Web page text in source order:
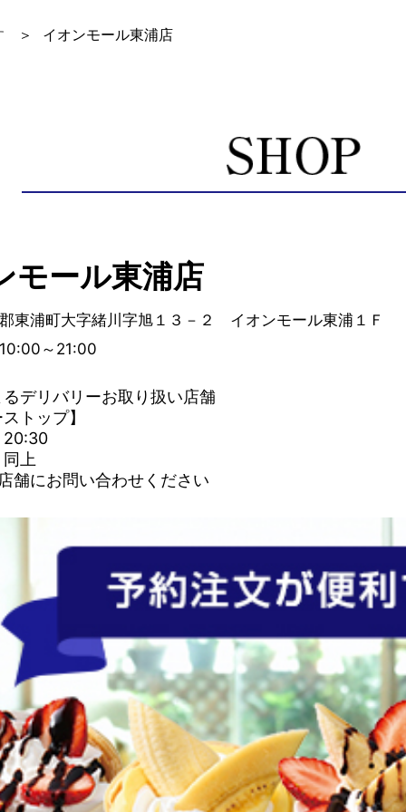
イオンモール東浦店
モール東浦店
東浦町大字緒川字旭１３－２ イオンモール東浦１Ｆ
～21:00
デリバリーお取り扱い店舗
トップ】
20:30
上
舗にお問い合わせください